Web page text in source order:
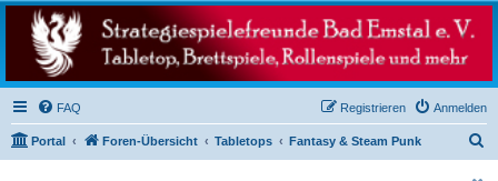
Strategiespielefreunde
Bad Emstal e.V.
Das Forum der Strategiespielefreunde Bad Emstal e.V. - Tabletop und mehr
FAQ Anmelden
Registrieren
Portal Foren-Übersicht Tabletops Fantasy & Steam Punk